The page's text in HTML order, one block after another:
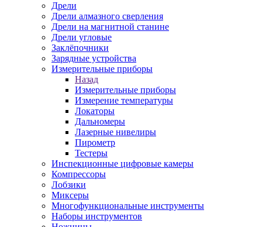
Дрели
Дрели алмазного сверления
Дрели на магнитной станине
Дрели угловые
Заклёпочники
Зарядные устройства
Измерительные приборы
Назад
Измерительные приборы
Измерение температуры
Локаторы
Дальномеры
Лазерные нивелиры
Пирометр
Тестеры
Инспекционные цифровые камеры
Компрессоры
Лобзики
Миксеры
Многофункциональные инструменты
Наборы инструментов